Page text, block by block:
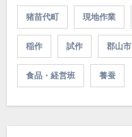
猪苗代町 現地作業
稲作 試作 郡山市
食品・経営班 養蚕